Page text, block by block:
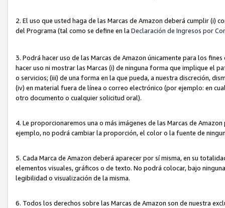
2. El uso que usted haga de las Marcas de Amazon deberá cumplir (i)
del Programa (tal como se define en la Declaración de Ingresos por
3. Podrá hacer uso de las Marcas de Amazon únicamente para los
hacer uso ni mostrar las Marcas (i) de ninguna forma que implique el
o servicios; (iii) de una forma en la que pueda, a nuestra discreción,
(iv) en material fuera de línea o correo electrónico (por ejemplo: en
otro documento o cualquier solicitud oral).
4. Le proporcionaremos una o más imágenes de las Marcas de
ejemplo, no podrá cambiar la proporción, el color o la fuente de
5. Cada Marca de Amazon deberá aparecer por sí misma, en su
elementos visuales, gráficos o de texto. No podrá colocar, bajo
legibilidad o visualización de la misma.
6. Todos los derechos sobre las Marcas de Amazon son de nuestra